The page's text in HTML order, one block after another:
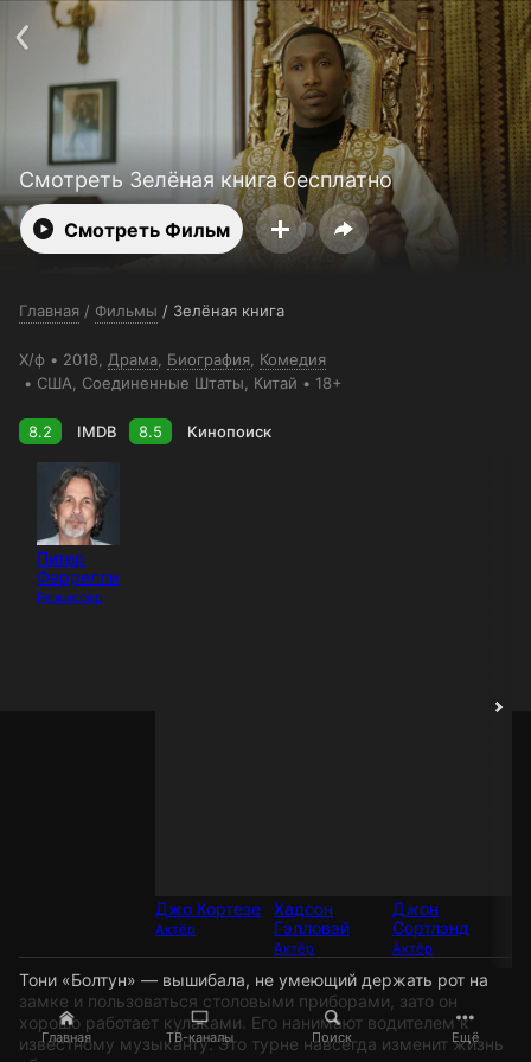
Главная ТВ-каналы Поиск Ещё
Смотреть Зелёная книга бесплатно
Смотреть Фильм
Главная / Фильмы / Зелёная книга
Х/ф 2018, Драма Биография Комедия
США , Соединенные Штаты , Китай 18+
8.2 IMDB 8.5 Кинопоиск
Питер
Фаррелли
Режиссёр
Джо Кортезе
Актёр
Хадсон
Гэлловэй
Актёр
Джон
Сортлэнд
Актёр
Тони «Болтун» — вышибала, не умеющий держать рот на
замке и пользоваться столовыми приборами, зато он
хорошо работает кулаками. Его нанимают водителем к
известному музыканту. Это турне навсегда изменит жизнь
Поддержка: support@24h.tv
О сервисе
Пользовательское соглашение
Политика конфиденциальности
Для партнёров
Открыть приложение
Ввести промокод
Установить на ТВ
Бесплатные каналы Контакты